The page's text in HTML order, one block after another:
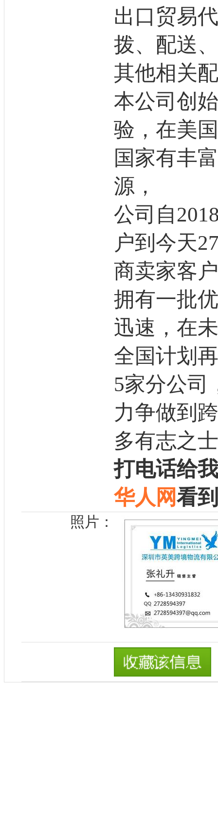
出口贸易
拨、配送
其他相关
本公司创
验，在美
国家有丰
源，
公司自
户到今天
商卖家客
拥有一批
迅速，在
全国计划
5家分公司
力争做到
多有志之
打电话给
华人网看
照片：